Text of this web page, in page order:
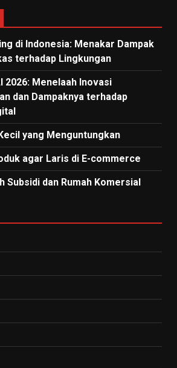
di Indonesia: Menakar Dampak
terhadap Lingkungan
2026: Menelaah Inovasi
dan Dampaknya terhadap
yang Menguntungkan
agar Laris di E-commerce
Subsidi dan Rumah Komersial